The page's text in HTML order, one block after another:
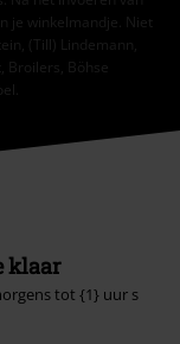
je winkelmandje. Niet
(Till) Lindemann,
Broilers, Böhse
klaar
tot {1} uur s